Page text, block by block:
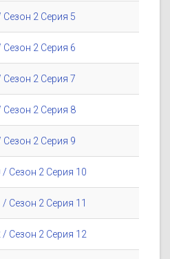
Сезон 2 Серия 5
Сезон 2 Серия 6
Сезон 2 Серия 7
Сезон 2 Серия 8
Сезон 2 Серия 9
Сезон 2 Серия 10
Сезон 2 Серия 11
/ Сезон 2 Серия 12